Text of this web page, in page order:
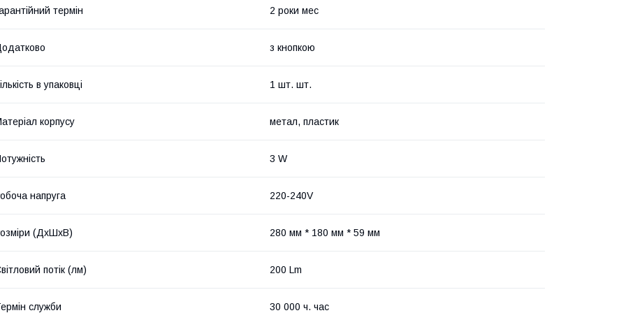
термін 2 роки мес
з кнопкою
в упаковці 1 шт. шт.
корпусу метал, пластик
3 W
напруга 220-240V
(ДхШхВ) 280 мм * 180 мм * 59 мм
потік (лм) 200 Lm
служби 30 000 ч. час